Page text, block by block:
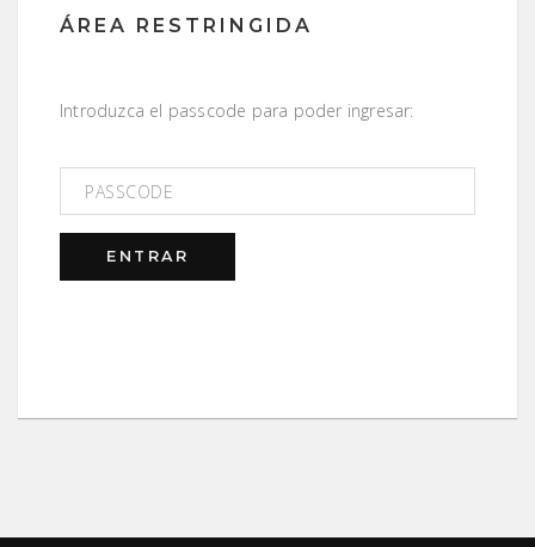
ÁREA RESTRINGIDA
Introduzca el passcode para poder ingresar: